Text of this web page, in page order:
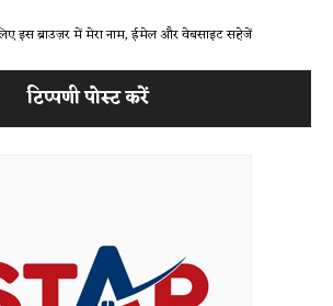
इस ब्राउज़र में मेरा नाम, ईमेल और वेबसाइट सहेजें